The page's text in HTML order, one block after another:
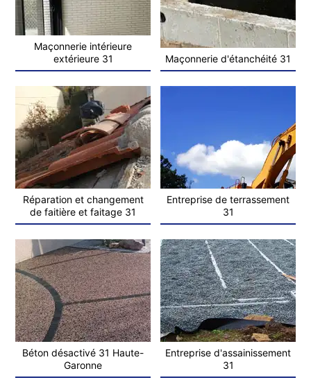
Maçonnerie intérieure
extérieure 31
Maçonnerie d'étanchéité 31
Réparation et changement
de faitière et faitage 31
Entreprise de terrassement
31
Béton désactivé 31 Haute-
Garonne
Entreprise d'assainissement
31